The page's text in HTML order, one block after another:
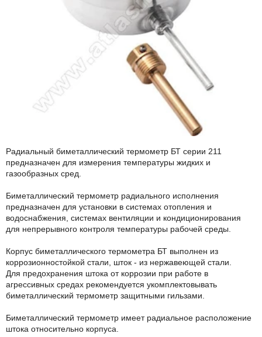
Радиальный биметаллический термометр БТ серии 211
предназначен для измерения температуры жидких и
газообразных сред.
Биметаллический термометр радиального исполнения
предназначен для установки в системах отопления и
водоснабжения, системах вентиляции и кондиционирования
для непрерывного контроля температуры рабочей среды.
Корпус биметаллического термометра БТ выполнен из
коррозионностойкой стали, шток - из нержавеющей стали.
Для предохранения штока от коррозии при работе в
агрессивных средах рекомендуется укомплектовывать
биметаллический термометр защитными гильзами.
Биметаллический термометр имеет радиальное расположение
штока относительно корпуса.